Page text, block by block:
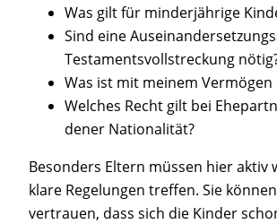
Was gilt für min­der­jäh­ri­ge
Sind eine
Tes­ta­ments­voll­stre­ckung
Was ist mit mei­nem Ver­mö­gen
Wel­ches Recht gilt bei
de­ner Nationalität?
Beson­ders Eltern müs­sen hier aktiv
kla­re Rege­lun­gen tref­fen. Sie
ver­trau­en, dass sich die Kin­der